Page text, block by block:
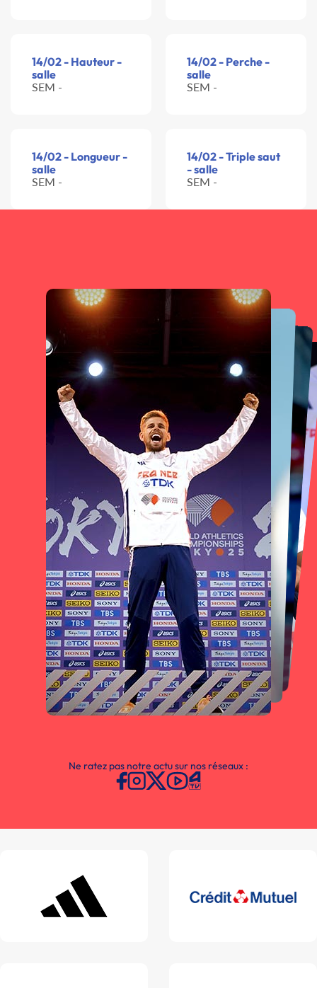
14/02 - Hauteur -
salle
SEM -
14/02 - Perche -
salle
SEM -
14/02 - Longueur -
salle
SEM -
14/02 - Triple saut
- salle
SEM -
Ne ratez pas notre actu sur nos réseaux :